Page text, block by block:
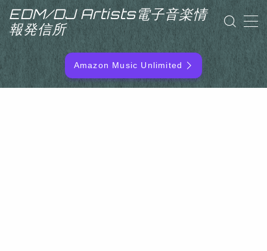
EDM/DJ Artists電子音楽情
報発信所
MENU
EDM/DJ/PD ARTIST
Amazon Music Unlimited